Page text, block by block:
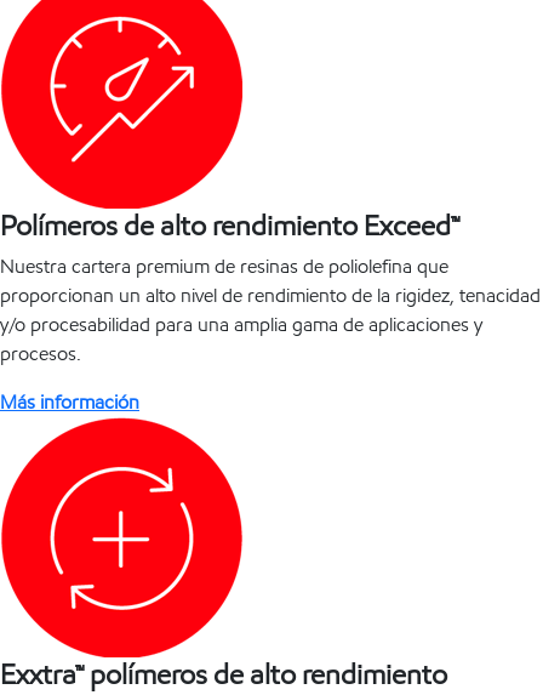
Polímeros de alto rendimiento Exceed™
Nuestra cartera premium de resinas de poliolefina que
proporcionan un alto nivel de rendimiento de la rigidez, tenacidad
y/o procesabilidad para una amplia gama de aplicaciones y
procesos.
Más información
Exxtra™ polímeros de alto rendimiento